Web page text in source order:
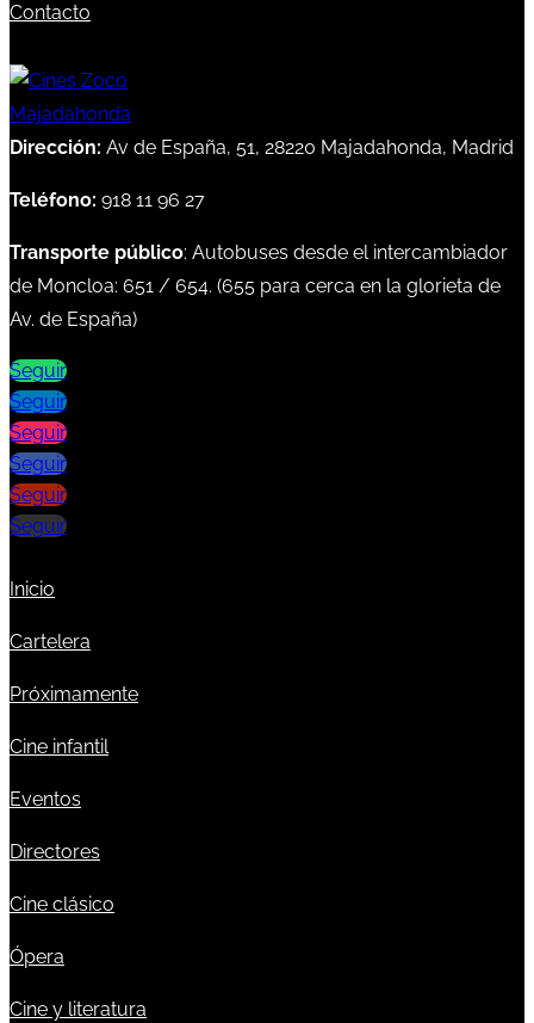
Contacto
Dirección: Av de España, 51, 28220 Majadahonda, Madrid
Teléfono: 918 11 96 27
Transporte público: Autobuses desde el intercambiador
de Moncloa: 651 / 654. (655 para cerca en la glorieta de
Av. de España)
Seguir
Seguir
Seguir
Seguir
Seguir
Seguir
Inicio
Cartelera
Próximamente
Cine infantil
Eventos
Directores
Cine clásico
Ópera
Cine y literatura